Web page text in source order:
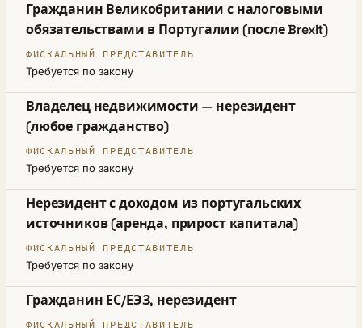
Гражданин Великобритании с налоговыми
обязательствами в Португалии (после Brexit)
Требуется по закону
Владелец недвижимости — нерезидент
(любое гражданство)
Требуется по закону
Нерезидент с доходом из португальских
источников (аренда, прирост капитала)
Требуется по закону
Гражданин ЕС/ЕЭЗ, нерезидент